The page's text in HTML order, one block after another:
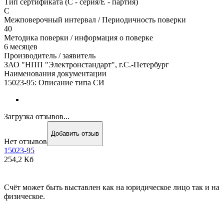
С
Межповерочный интервал / Периодичность поверки
40
Методика поверки / информация о поверке
6 месяцев
Производитель / заявитель
ЗАО "НПП "Электронстандарт", г.С.-Петербург
Наименования документации
15023-95: Описание типа СИ
Загрузка отзывов...
Нет отзывов
Добавить отзыв
15023-95
254,2 Кб
Счёт может быть выставлен как на юридическое лицо так и на
физическое.